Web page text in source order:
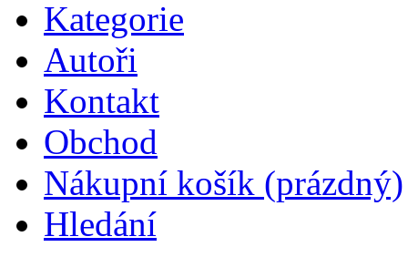
Kategorie
Autoři
Kontakt
Obchod
Nákupní košík (prázdný)
Hledání